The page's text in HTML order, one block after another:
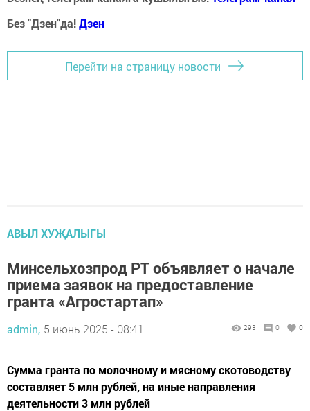
Без "Дзен"да!Дзен
Перейти на страницу новости
АВЫЛ ХУҖАЛЫГЫ
Минсельхозпрод РТ объявляет о начале
приема заявок на предоставление
гранта «Агростартап»
admin, 5 июнь 2025 - 08:41 293 0 0
Сумма гранта по молочному и мясному скотоводству
составляет 5 млн рублей, на иные направления
деятельности 3 млн рублей